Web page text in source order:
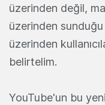
üzerinden değil,
üzerinden
üzerinden
belirtelim.
YouTube'un bu yeni